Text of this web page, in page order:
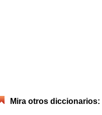
Mira otros diccionarios: